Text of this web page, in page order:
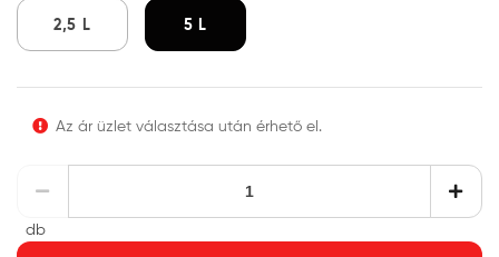
2,5 L 5 L
Az ár üzlet választása után érhető el.
db